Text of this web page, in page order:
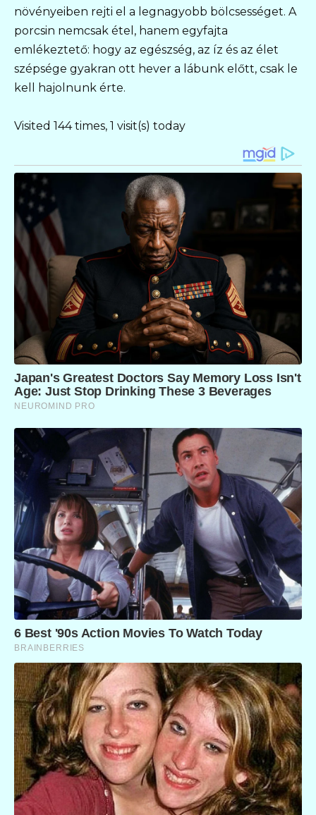
növényeiben rejti el a legnagyobb bölcsességet. A
porcsin nemcsak étel, hanem egyfajta
emlékeztető: hogy az egészség, az íz és az élet
szépsége gyakran ott hever a lábunk előtt, csak le
kell hajolnunk érte.
Visited 144 times, 1 visit(s) today